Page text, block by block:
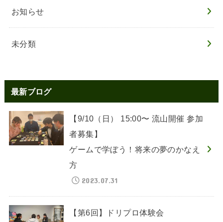
お知らせ
未分類
最新ブログ
【9/10（日） 15:00〜 流山開催 参加
者募集】
ゲームで学ぼう！将来の夢のかなえ
方
2023.07.31
【第6回】ドリプロ体験会